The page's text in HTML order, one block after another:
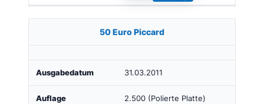
50 Euro Piccard
31.03.2011
2.500 (Polierte Platte)